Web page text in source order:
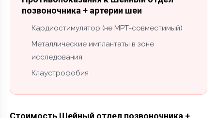
позвоночника + артерии шеи
Кардиостимулятор (не МРТ-совместимый)
Металлические имплантаты в зоне
исследования
Клаустрофобия
Стоимость Шейный отдел позвоночника +